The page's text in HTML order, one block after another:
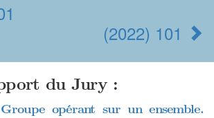
(2022) 101
du Jury :
opérant sur un ensemble.